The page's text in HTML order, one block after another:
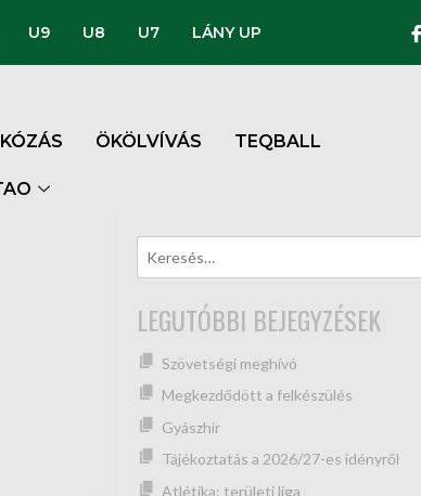
U9 U8 U7 LÁNY UP
ÖKÖLVÍVÁS TEQBALL
LEGUTÓBBI BEJEGYZÉSEK
Szövetségi meghívó
Megkezdődött a felkészülés
Gyászhír
Tájékoztatás a 2026/27-es idényről
Atlétika: területi liga